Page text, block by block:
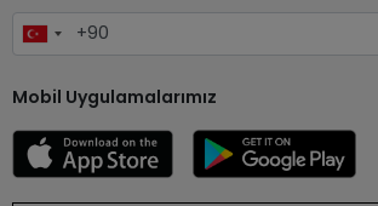
Mobil Uygulamalarımız